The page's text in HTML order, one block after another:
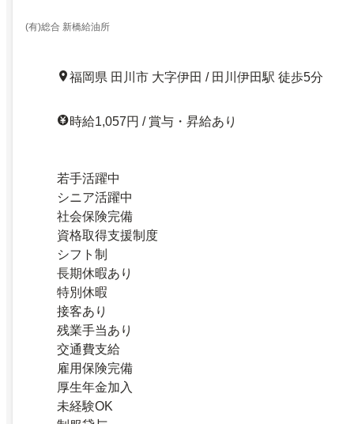
(有)総合 新橋給油所
福岡県 田川市 大字伊田 / 田川伊田駅 徒歩5分
時給1,057円 / 賞与・昇給あり
若手活躍中
シニア活躍中
社会保険完備
資格取得支援制度
シフト制
長期休暇あり
特別休暇
接客あり
残業手当あり
交通費支給
雇用保険完備
厚生年金加入
未経験OK